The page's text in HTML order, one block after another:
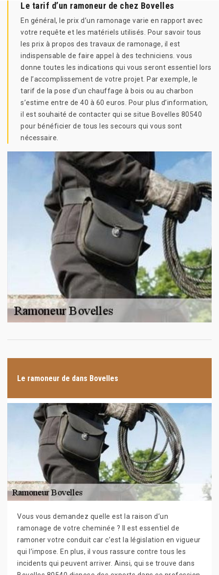
Le tarif d’un ramoneur de chez Bovelles
En général, le prix d’un ramonage varie en rapport avec
votre requête et les matériels utilisés. Pour savoir tous
les prix à propos des travaux de ramonage, il est
indispensable de faire appel à des techniciens. vous
donne toutes les indications qui vous seront essentiel lors
de l’accomplissement de votre projet. Par exemple, le
tarif de la pose d’un chauffage à bois ou au charbon
s’estime entre de 40 à 60 euros. Pour plus d’information,
il est souhaité de contacter qui se situe Bovelles 80540
pour bénéficier de tous les secours qui vous sont
nécessaire.
Le ramoneur de dans Bovelles
Vous vous demandez quelle est la raison d’un
ramonage de votre cheminée ? Il est essentiel de
ramoner votre conduit car c’est la législation en vigueur
qui l’impose. En plus, il vous rassure contre tous les
incidents qui peuvent arriver. Ainsi, qui se trouve dans